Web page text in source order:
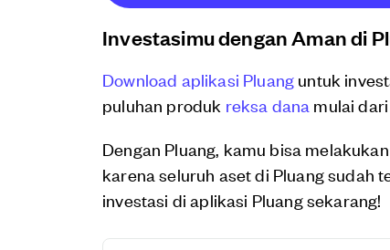
Investasimu dengan Aman di
Download aplikasi Pluang untuk
puluhan produk reksa dana mulai dari
Dengan Pluang, kamu bisa
karena seluruh aset di Pluang sudah
investasi di aplikasi Pluang sekarang!